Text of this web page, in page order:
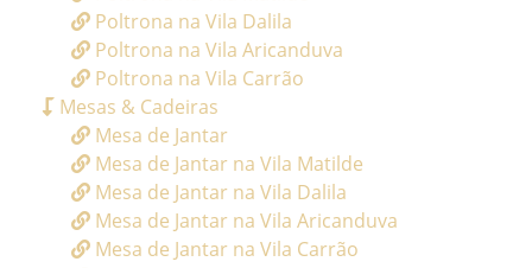
Poltrona na Vila Dalila
Poltrona na Vila Aricanduva
Poltrona na Vila Carrão
Mesas & Cadeiras
Mesa de Jantar
Mesa de Jantar na Vila Matilde
Mesa de Jantar na Vila Dalila
Mesa de Jantar na Vila Aricanduva
Mesa de Jantar na Vila Carrão